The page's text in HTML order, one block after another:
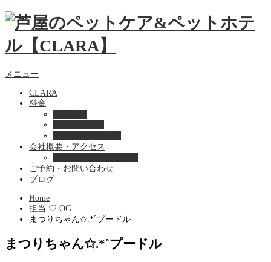
メニュー
CLARA
料金
会社概要・アクセス
ご予約・お問い合わせ
ブログ
Home
担当 ♡ OG
まつりちゃん✩.*˚プードル
まつりちゃん✩.*˚プードル